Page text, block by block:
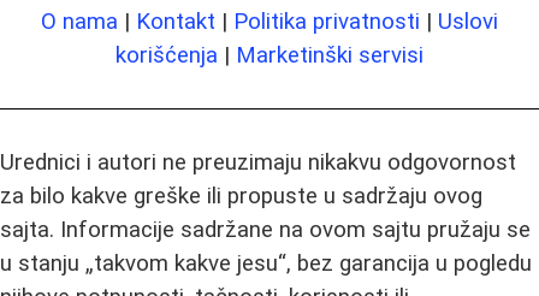
O nama | Kontakt | Politika privatnosti | Uslovi
korišćenja | Marketinški servisi
Urednici i autori ne preuzimaju nikakvu odgovornost
za bilo kakve greške ili propuste u sadržaju ovog
sajta. Informacije sadržane na ovom sajtu pružaju se
u stanju „takvom kakve jesu“, bez garancija u pogledu